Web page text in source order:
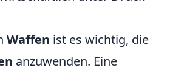
Waffen ist es wichtig, die
anzuwenden. Eine